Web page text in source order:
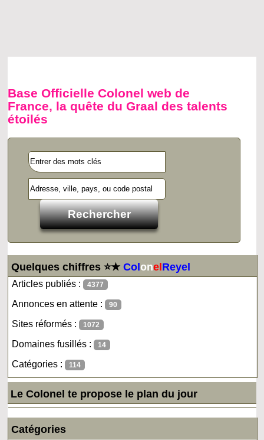
Base Officielle Colonel web de
France, la quête du Graal des talents
étoilés
Quelques chiffres ⭐★ColonelReyel
Articles publiés : 4377
Annonces en attente : 90
Sites réformés : 1072
Domaines fusillés : 14
Catégories : 114
Le Colonel te propose le plan du jour
Catégories